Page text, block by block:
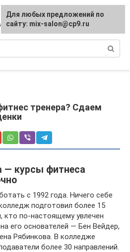
образ жизни
тренера? Сдаем
— курсы фитнеса
с 1992 года. Ничего себе
подготовил более 15
кто по-настоящему увлечен
его основателей — Бен Вейдер,
Рябинкова. В колледже
более 30 направлений.
Для любых предложений по
сайту: mix-salon@cp9.ru